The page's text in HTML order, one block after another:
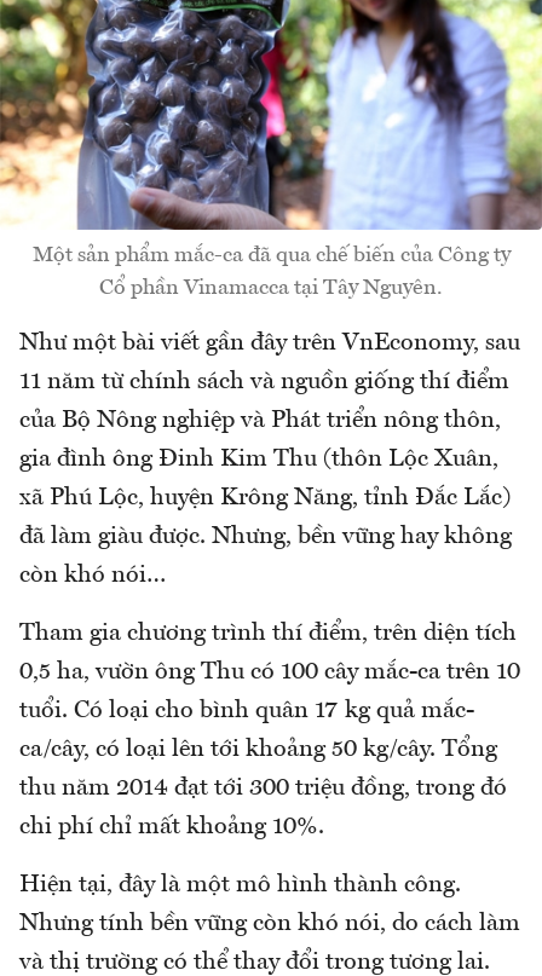
Một sản phẩm mắc-ca đã qua chế biến của Công ty
Cổ phần Vinamacca tại Tây Nguyên.
Như một bài viết gần đây trên VnEconomy, sau
11 năm từ chính sách và nguồn giống thí điểm
của Bộ Nông nghiệp và Phát triển nông thôn,
gia đình ông Đinh Kim Thu (thôn Lộc Xuân,
xã Phú Lộc, huyện Krông Năng, tỉnh Đắc Lắc)
đã làm giàu được. Nhưng, bền vững hay không
còn khó nói…
Tham gia chương trình thí điểm, trên diện tích
0,5 ha, vườn ông Thu có 100 cây mắc-ca trên 10
tuổi. Có loại cho bình quân 17 kg quả mắc-
ca/cây, có loại lên tới khoảng 50 kg/cây. Tổng
thu năm 2014 đạt tới 300 triệu đồng, trong đó
chi phí chỉ mất khoảng 10%.
Hiện tại, đây là một mô hình thành công.
Nhưng tính bền vững còn khó nói, do cách làm
và thị trường có thể thay đổi trong tương lai.